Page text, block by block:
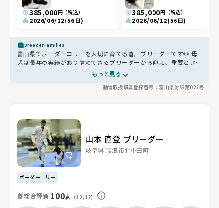
385,000円（税込）
2026/06/12(56日)
385,000円（税込）
2026/06/12(56日)
Breeder Families
富山県でボーダーコリーを大切に育てる倉川ブリーダーです🐶 母
犬は長年の実績があり信頼できるブリーダーから迎え、重要とされ
る5項目の遺伝子検査もすべてクリアした健全な血筋。繁殖犬は定
期的な受診とレントゲンで股関節まで確認しています。食事は油分
控えめで原材料の良いフードを選び、その子の体に合わせて丁寧に
いでいます✨
もっと見る
動物取扱事業登録番号：富山県射販第025号
山本 直登 ブリーダー
岐阜県 瑞浪市北小田町
ボーダーコリー
総合評価 100点 （12/12）